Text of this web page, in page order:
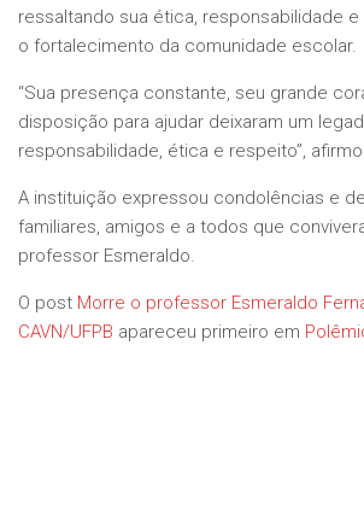
ressaltando sua ética, responsabilidade
o fortalecimento da comunidade escolar.
“Sua presença constante, seu grande
disposição para ajudar deixaram um
responsabilidade, ética e respeito”,
A instituição expressou condolências e
familiares, amigos e a todos que
professor Esmeraldo.
O post Morre o professor Esmeraldo
CAVN/UFPB apareceu primeiro em